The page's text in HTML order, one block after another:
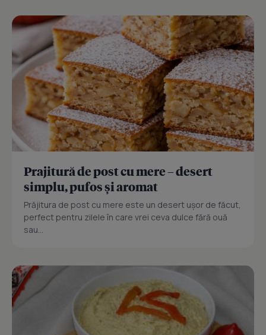
Prajitură de post cu mere – desert
simplu, pufos și aromat
Prăjitura de post cu mere este un desert ușor de făcut,
perfect pentru zilele în care vrei ceva dulce fără ouă
sau...